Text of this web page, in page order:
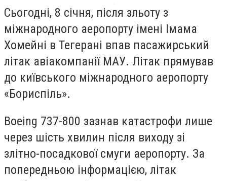
Сьогодні, 8 січня, після зльоту з
міжнародного аеропорту імені Імама
Хомейні в Тегерані впав пасажирський
літак авіакомпанії МАУ. Літак прямував
до київського міжнародного аеропорту
«Бориспіль».
Boeing 737-800 зазнав катастрофи лише
через шість хвилин після виходу зі
злітно-посадкової смуги аеропорту. За
попередньою інформацією, літак